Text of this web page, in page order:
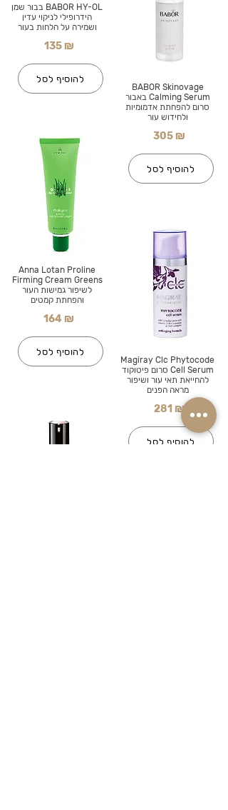
BABOR HY-OL בבור שמן
הידרופילי לניקוי עדין
ושמירה על הלחות בעור
135 ₪
להוסיף לסל
Anna Lotan Proline
Firming Cream Greens
לשיפור גמישות העור
והפחתת קמטים
164 ₪
להוסיף לסל
BABOR Skinovage
Calming Serum באבור
סרום להפחתת אדמומיות
ולחידוש עור
305 ₪
להוסיף לסל
Magiray Clc Phytocode
Cell Serum סרום פיטוקוד
להחייאת תאי עור ושיפור
מראה הפנים
281 ₪
להוסיף לסל